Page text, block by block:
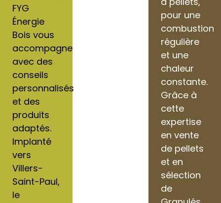
FYG
Énergie
Bois vous
accompagne
avec des
conseils
personnalisés
et des
produits
adaptés.
Implanté
vers
Villers-
Saint-Paul,
le
pour une
combustion
régulière
et une
chaleur
constante.
Grâce à
cette
expertise
en vente
de pellets
et en
sélection
de